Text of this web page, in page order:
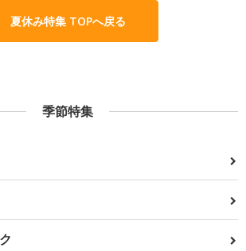
夏休み特集 TOPへ戻る
季節特集